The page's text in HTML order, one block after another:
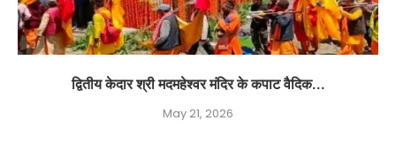
द्वितीय केदार श्री मदमहेश्वर मंदिर के कपाट वैदिक...
May 21, 2026